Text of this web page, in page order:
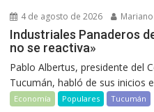
4 de agosto de 2026
Industriales Panaderos
no se reactiva»
Pablo Albertus, presidente del
Tucumán, habló de sus inicios
Economía Populares Tucumán